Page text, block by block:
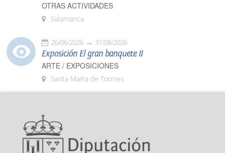
OTRAS ACTIVIDADES
Salamanca
26/06/2026 31/08/2026
Exposición El gran banquete II
ARTE / EXPOSICIONES
Santa Marta de Tormes